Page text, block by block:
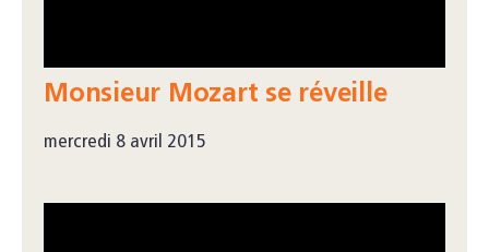
Monsieur Mozart se réveille
mercredi 8 avril 2015